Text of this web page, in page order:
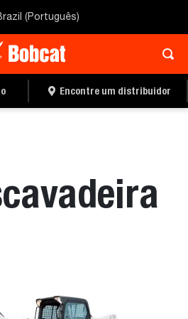
(Português)
Encontre um distribuidor
ENCONTRE UM